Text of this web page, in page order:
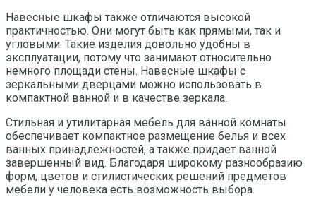
Навесные шкафы также отличаются высокой
практичностью. Они могут быть как прямыми, так и
угловыми. Такие изделия довольно удобны в
эксплуатации, потому что занимают относительно
немного площади стены. Навесные шкафы с
зеркальными дверцами можно использовать в
компактной ванной и в качестве зеркала.
Стильная и утилитарная мебель для ванной комнаты
обеспечивает компактное размещение белья и всех
ванных принадлежностей, а также придает ванной
завершенный вид. Благодаря широкому разнообразию
форм, цветов и стилистических решений предметов
мебели у человека есть возможность выбора.